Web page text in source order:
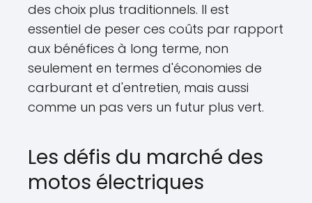
des choix plus traditionnels. Il est
essentiel de peser ces coûts par rapport
aux bénéfices à long terme, non
seulement en termes d'économies de
carburant et d'entretien, mais aussi
comme un pas vers un futur plus vert.
Les défis du marché des
motos électriques